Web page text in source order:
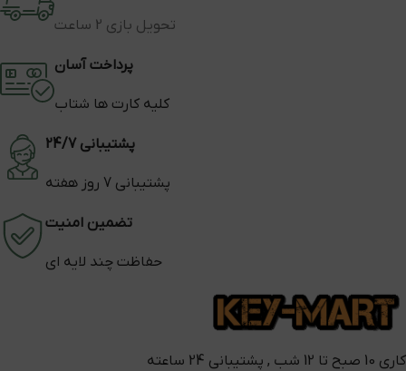
تحویل بازی 2 ساعت
پرداخت آسان
کلیه کارت ها شتاب
پشتیبانی 24/7
پشتیبانی 7 روز هفته
تضمین امنیت
حفاظت چند لایه ای
کاری 10 صبح تا 12 شب , پشتیبانی 24 ساعته